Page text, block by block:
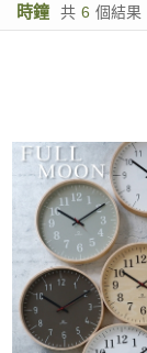
時鐘 共 6 個結果